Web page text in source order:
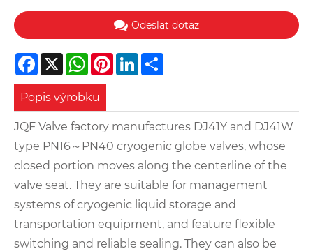
Odeslat dotaz
Facebook
X WhatsApp
Pinterest
LinkedIn
Popis výrobku
JQF Valve factory manufactures DJ41Y and DJ41W
type PN16～PN40 cryogenic globe valves, whose
closed portion moves along the centerline of the
valve seat. They are suitable for management
systems of cryogenic liquid storage and
transportation equipment, and feature flexible
switching and reliable sealing. They can also be